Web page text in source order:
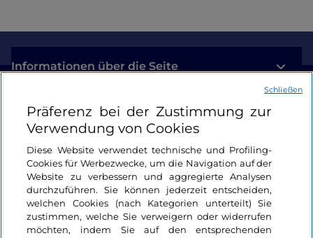
Informationen über die Seite
Nützliche Links
Login
Bleiben wir in Kontakt
Präferenz bei der Zustimmung zur
Verwendung von Cookies
Diese Website verwendet technische und Profiling-
Cookies für Werbezwecke, um die Navigation auf der
Website zu verbessern und aggregierte Analysen
durchzuführen. Sie können jederzeit entscheiden,
welchen Cookies (nach Kategorien unterteilt) Sie
zustimmen, welche Sie verweigern oder widerrufen
möchten, indem Sie auf den entsprechenden
Schließen